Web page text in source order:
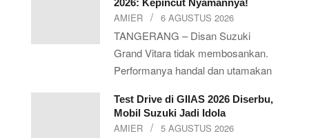
2026: Kepincut Nyamannya!
AMIER 6 AGUSTUS 2026
TANGERANG – Disan Suzuki
Grand Vitara tidak membosankan.
Performanya handal dan utamakan
Test Drive di GIIAS 2026 Diserbu,
Mobil Suzuki Jadi Idola
AMIER 5 AGUSTUS 2026